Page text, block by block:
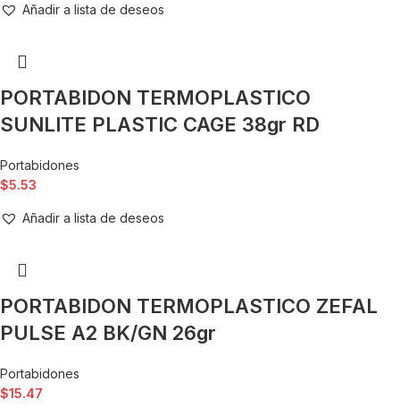
Añadir a lista de deseos
PORTABIDON TERMOPLASTICO
SUNLITE PLASTIC CAGE 38gr RD
Portabidones
$5.53
Añadir a lista de deseos
PORTABIDON TERMOPLASTICO ZEFAL
PULSE A2 BK/GN 26gr
Portabidones
$15.47